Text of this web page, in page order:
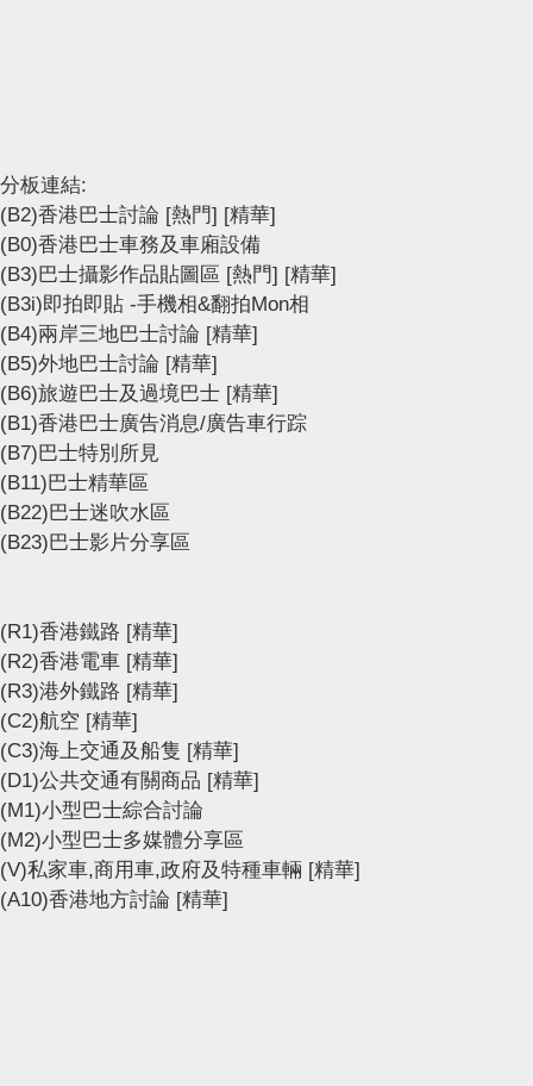
分板連結:
(B2)香港巴士討論 [熱門] [精華]
(B0)香港巴士車務及車廂設備
(B3)巴士攝影作品貼圖區 [熱門] [精華]
(B3i)即拍即貼 -手機相&翻拍Mon相
(B4)兩岸三地巴士討論 [精華]
(B5)外地巴士討論 [精華]
(B6)旅遊巴士及過境巴士 [精華]
(B1)香港巴士廣告消息/廣告車行踪
(B7)巴士特別所見
(B11)巴士精華區
(B22)巴士迷吹水區
(B23)巴士影片分享區
(R1)香港鐵路 [精華]
(R2)香港電車 [精華]
(R3)港外鐵路 [精華]
(C2)航空 [精華]
(C3)海上交通及船隻 [精華]
(D1)公共交通有關商品 [精華]
(M1)小型巴士綜合討論
(M2)小型巴士多媒體分享區
(V)私家車,商用車,政府及特種車輛 [精華]
(A10)香港地方討論 [精華]